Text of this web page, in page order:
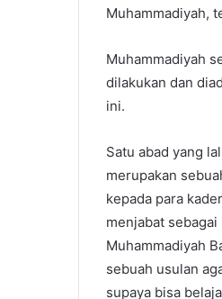
Muhammadiyah,
Muhammadiyah
dilakukan dan
ini.
Satu abad yang
merupakan
kepada para
menjabat
Muhammadiyah
sebuah usulan
supaya bisa